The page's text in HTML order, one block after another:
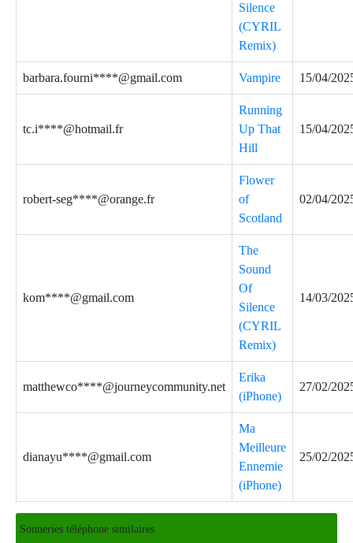
Silence
(CYRIL
Remix)
barbara.fourni****@gmail.com Vampire 15/04/
tc.i****@hotmail.fr
Running
Up That
Hill
15/04/
robert-seg****@orange.fr
Flower
of
Scotland
02/04/
kom****@gmail.com
The
Sound
Of
Silence
(CYRIL
Remix)
14/03/
matthewco****@journeycommunity.net
Erika
(iPhone)
27/02/
dianayu****@gmail.com
Ma
Meilleure
Ennemie
(iPhone)
25/02/
Sonneries téléphone similaires